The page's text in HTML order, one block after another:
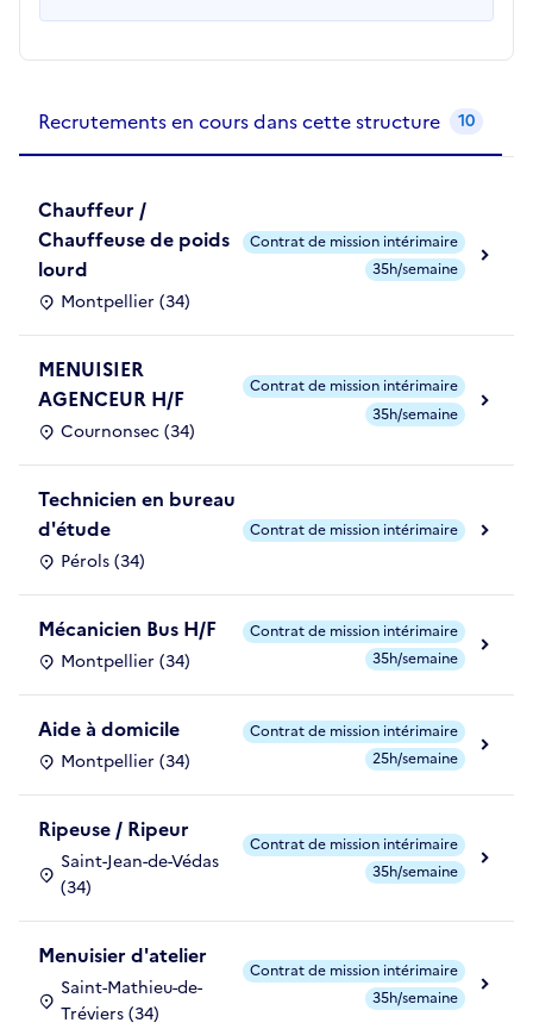
Recrutements en cours dans cette structure 10
Chauffeur /
Chauffeuse de poids
lourd
Montpellier (34)
Contrat de mission intérimaire
35h/semaine
MENUISIER
AGENCEUR H/F
Cournonsec (34)
Contrat de mission intérimaire
35h/semaine
Technicien en bureau
d'étude
Pérols (34)
Contrat de mission intérimaire
Mécanicien Bus H/F
Montpellier (34)
Contrat de mission intérimaire
35h/semaine
Aide à domicile
Montpellier (34)
Contrat de mission intérimaire
25h/semaine
Ripeuse / Ripeur
Saint-Jean-de-Védas
(34)
Contrat de mission intérimaire
35h/semaine
Menuisier d'atelier
Saint-Mathieu-de-
Tréviers (34)
Contrat de mission intérimaire
35h/semaine